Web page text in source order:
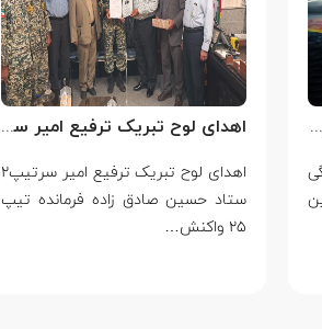
سالروز بزرگ ترین جنایت جنگی جهان علیه بشریت توسط بزرگ ترین مدعی دروغین حقوق بشر اهدای لوح تبریک ترفیع امیر سرتیپ۲ ستاد حسین صادق زاده فرمانده تیپ ۲۵ واکنش سریع شهید آبگون نزاجا مستقر در تبریز
اهدای لوح تبریک ترفیع امیر سرتیپ۲
ستاد حسین صادق زاده فرمانده تیپ
۲۵ واکنش…